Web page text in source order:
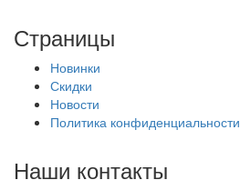
Страницы
Новинки
Скидки
Новости
Политика конфиденциальности
Наши контакты